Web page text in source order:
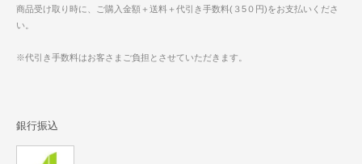
商品受け取り時に、ご購入金額＋送料＋代引き手数料(３5０円)をお支払いくださ
い。
※代引き手数料はお客さまご負担とさせていただきます。
銀行振込